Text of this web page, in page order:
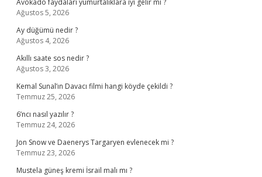
Avokado faydaları yumurtalıklara iyi gelir mi ?
Ağustos 5, 2026
Ay düğümü nedir ?
Ağustos 4, 2026
Akıllı saate sos nedir ?
Ağustos 3, 2026
Kemal Sunal’ın Davacı filmi hangi köyde çekildi ?
Temmuz 25, 2026
6’ncı nasıl yazılır ?
Temmuz 24, 2026
Jon Snow ve Daenerys Targaryen evlenecek mi ?
Temmuz 23, 2026
Mustela güneş kremi İsrail malı mı ?